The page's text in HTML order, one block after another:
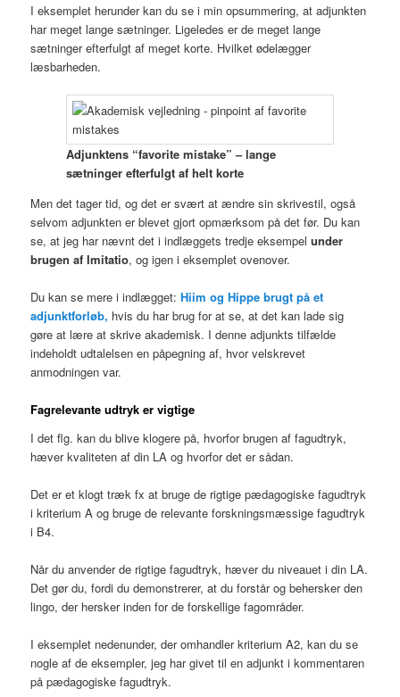
I eksemplet herunder kan du se i min opsummering, at adjunkten
har meget lange sætninger. Ligeledes er de meget lange
sætninger efterfulgt af meget korte. Hvilket ødelægger
læsbarheden.
Adjunktens “favorite mistake” – lange
sætninger efterfulgt af helt korte
Men det tager tid, og det er svært at ændre sin skrivestil, også
selvom adjunkten er blevet gjort opmærksom på det før. Du kan
se, at jeg har nævnt det i indlæggets tredje eksempelunder
brugen af Imitatio, og igen i eksemplet ovenover.
Du kan se mere i indlægget:Hiim og Hippe brugt på et
adjunktforløb, hvis du har brug for at se, at det kan lade sig
gøre at lære at skrive akademisk. I denne adjunkts tilfælde
indeholdt udtalelsen en påpegning af, hvor velskrevet
anmodningen var.
Fagrelevante udtryk er vigtige
I det flg. kan du blive klogere på, hvorfor brugen af fagudtryk,
hæver kvaliteten af din LA og hvorfor det er sådan.
Det er et klogt træk fx at bruge de rigtige pædagogiske fagudtryk
i kriterium A og bruge de relevante forskningsmæssige fagudtryk
i B4.
Når du anvender de rigtige fagudtryk, hæver du niveauet i din LA.
Det gør du, fordi du demonstrerer, at du forstår og behersker den
lingo, der hersker inden for de forskellige fagområder.
I eksemplet nedenunder, der omhandler kriterium A2, kan du se
nogle af de eksempler, jeg har givet til en adjunkt i kommentaren
på pædagogiske fagudtryk.